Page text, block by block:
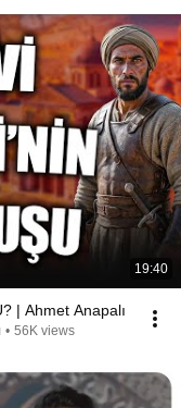
19:40
| Ahmet Anapalı
• 56K views